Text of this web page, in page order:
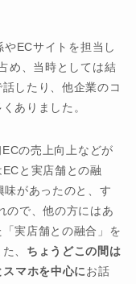
ECサイトを担当し
め、当時としては結
したり、他企業のコ
ありました。
の売上向上などが
と実店舗との融
があったのと、す
ので、他の方にはあ
実店舗との融合」を
、 ちょうどこの間は
マホを中心にお話